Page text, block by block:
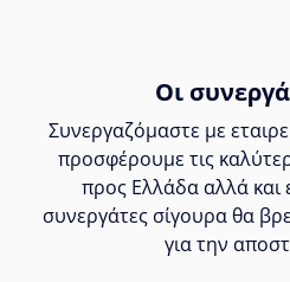
Οι
Συνεργαζόμαστε με
προσφέρουμε τις
προς Ελλάδα αλλά και
συνεργάτες σίγουρα θα
για την